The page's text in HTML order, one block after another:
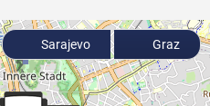
Sarajevo Graz